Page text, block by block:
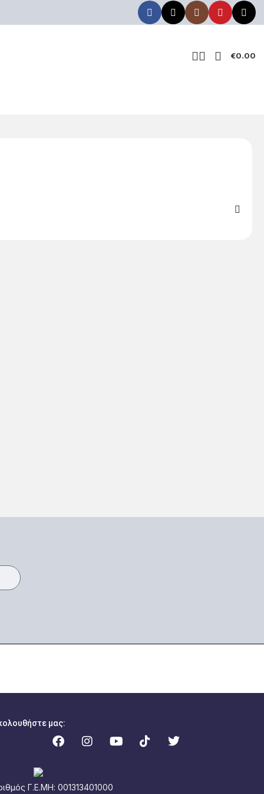
€0.00
μας:
Γ.Ε.ΜΗ: 001313401000